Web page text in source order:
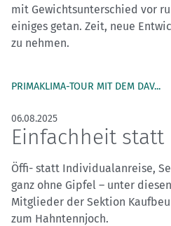
mit Gewichtsunterschied vor
einiges getan. Zeit, neue
zu nehmen.
PRIMAKLIMA-TOUR MIT DEM DAV...
06.08.2025
Einfachheit statt
Öffi- statt Individualanreise,
ganz ohne Gipfel – unter
Mitglieder der Sektion
zum Hahntennjoch.